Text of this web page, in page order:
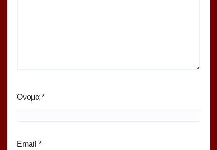
Όνομα *
Email *